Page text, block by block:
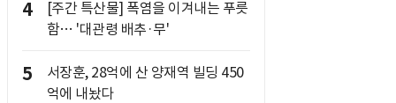
4
[주간 특산물] 폭염을 이겨내는 푸릇
함… '대관령 배추·무'
5
서장훈, 28억에 산 양재역 빌딩 450
억에 내놨다